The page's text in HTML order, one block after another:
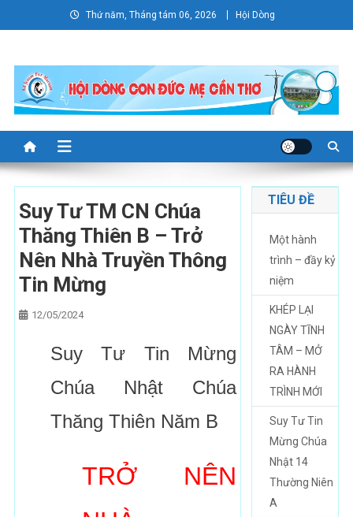
to
Thứ năm, Tháng tám 06, 2026 Hội Dòng
Suy Tư TM CN Chúa
Thăng Thiên B – Trở
Nên Nhà Truyền Thông
Tin Mừng
12/05/2024
Suy Tư Tin Mừng
Chúa Nhật Chúa
Thăng Thiên Năm B
TRỞ NÊN
TIÊU ĐỀ
Một hành
trình – đầy kỷ
niệm
KHÉP LẠI
NGÀY TĨNH
TÂM – MỞ
RA HÀNH
TRÌNH MỚI
Suy Tư Tin
Mừng Chúa
Nhật 14
Thường Niên
A